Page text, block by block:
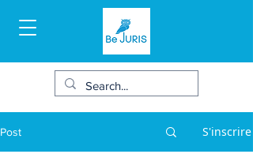
Post S'inscrire